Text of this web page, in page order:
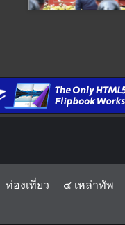
ท่องเที่ยว ๔ เหล่าทัพ